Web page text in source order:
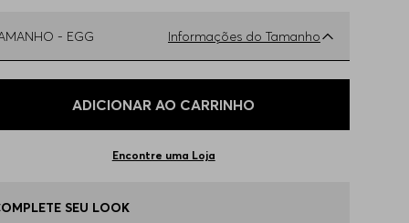
- EGG Informações do Tamanho
- M
ADICIONAR AO CARRINHO
Encontre uma Loja
SEU LOOK